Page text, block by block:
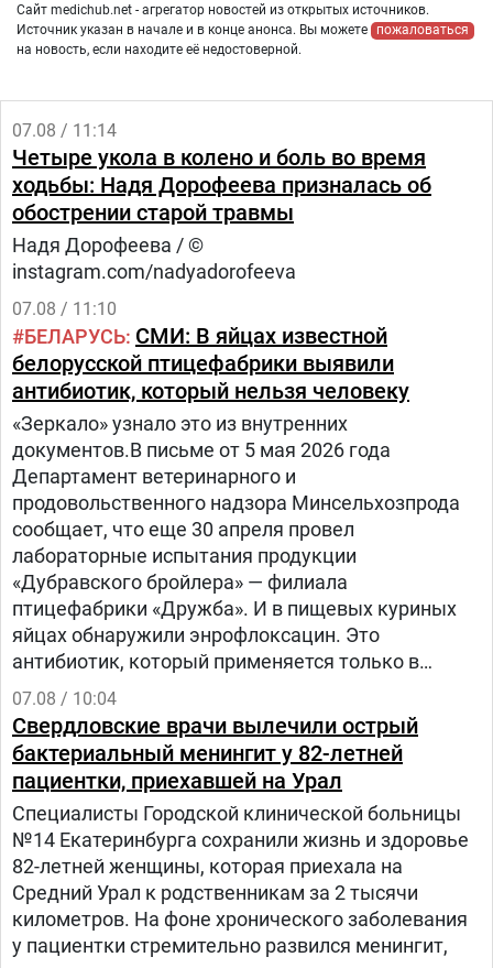
Сайт medichub.net - агрегатор новостей из открытых источников.
Источник указан в начале и в конце анонса. Вы можете
пожаловаться
на новость, если находите её недостоверной.
07.08 / 11:14
Четыре укола в колено и боль во время
ходьбы: Надя Дорофеева призналась об
обострении старой травмы
Надя Дорофеева / ©
instagram.com/nadyadorofeeva
07.08 / 11:10
БЕЛАРУСЬ СМИ: В яйцах известной
белорусской птицефабрики выявили
антибиотик, который нельзя человеку
«Зеркало» узнало это из внутренних
документов.В письме от 5 мая 2026 года
Департамент ветеринарного и
продовольственного надзора Минсельхозпрода
сообщает, что еще 30 апреля провел
лабораторные испытания продукции
«Дубравского бройлера» — филиала
птицефабрики «Дружба». И в пищевых куриных
яйцах обнаружили энрофлоксацин. Это
антибиотик, который применяется только в
ветеринарии для лечения сельскохозяйственных,
домашних животных и птиц.
07.08 / 10:04
Свердловские врачи вылечили острый
бактериальный менингит у 82-летней
пациентки, приехавшей на Урал
Специалисты Городской клинической больницы
№14 Екатеринбурга сохранили жизнь и здоровье
82-летней женщины, которая приехала на
Средний Урал к родственникам за 2 тысячи
километров. На фоне хронического заболевания
у пациентки стремительно развился менингит,